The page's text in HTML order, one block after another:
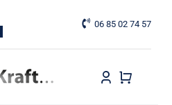
06 85 02 74 57